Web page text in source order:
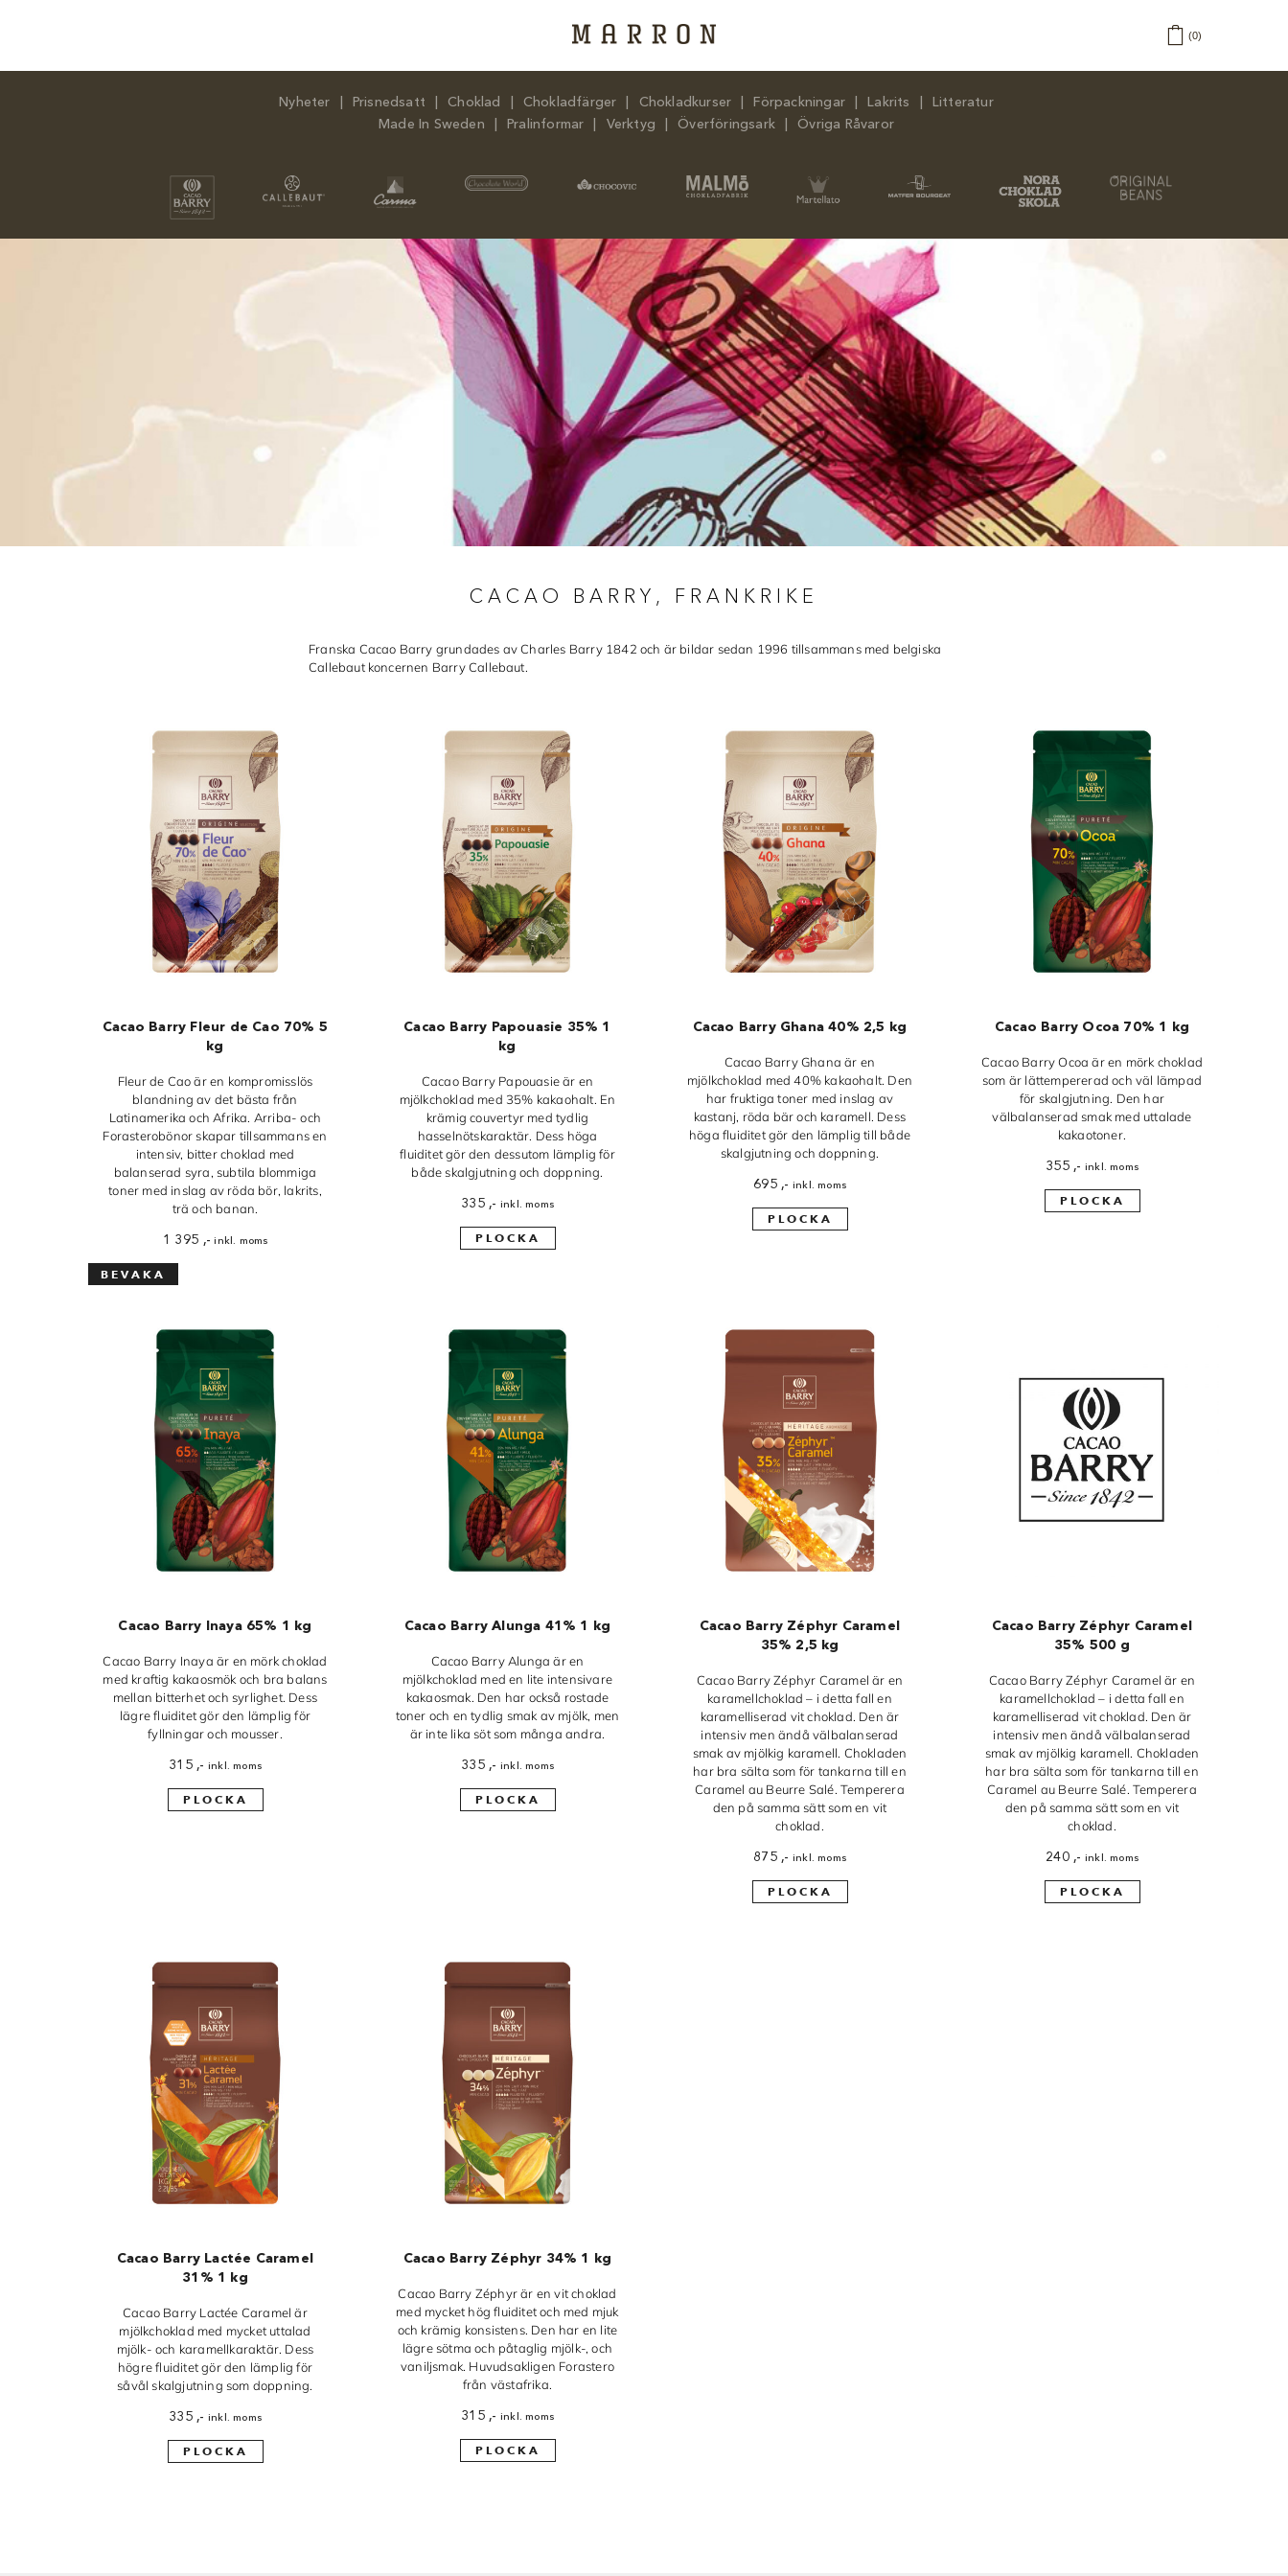
0
Nyheter Prisnedsatt Choklad Chokladfärger Chokladkurser Förpackningar Lakrits
Litteratur
Made In Sweden
Pralinformar Verktyg Överföringsark Övriga Råvaror
CACAO BARRY, FRANKRIKE
Franska Cacao Barry grundades av Charles Barry 1842 och är bildar sedan 1996 tillsammans med belgiska
Callebaut koncernen Barry Callebaut.
Cacao Barry Fleur de Cao 70% 5
kg
Fleur de Cao är en kompromisslös
blandning av det bästa från
Latinamerika och Afrika. Arriba- och
Forasterobönor skapar tillsammans en
intensiv, bitter choklad med
balanserad syra, subtila blommiga
toner med inslag av röda bör, lakrits,
trä och banan.
1 395 ,- inkl. moms
Cacao Barry Papouasie 35% 1
kg
Cacao Barry Papouasie är en
mjölkchoklad med 35% kakaohalt. En
krämig couvertyr med tydlig
hasselnötskaraktär. Dess höga
fluiditet gör den dessutom lämplig för
både skalgjutning och doppning.
335 ,- inkl. moms
PLOCKA
Cacao Barry Ghana 40% 2,5 kg
Cacao Barry Ghana är en
mjölkchoklad med 40% kakaohalt. Den
har fruktiga toner med inslag av
kastanj, röda bär och karamell. Dess
höga fluiditet gör den lämplig till både
skalgjutning och doppning.
695 ,- inkl. moms
PLOCKA
Cacao Barry Ocoa 70% 1 kg
Cacao Barry Ocoa är en mörk choklad
som är lättempererad och väl lämpad
för skalgjutning. Den har
välbalanserad smak med uttalade
kakaotoner.
355 ,- inkl. moms
PLOCKA
Cacao Barry Inaya 65% 1 kg
Cacao Barry Inaya är en mörk choklad
med kraftig kakaosmök och bra balans
mellan bitterhet och syrlighet. Dess
lägre fluiditet gör den lämplig för
fyllningar och mousser.
315 ,- inkl. moms
PLOCKA
Cacao Barry Alunga 41% 1 kg
Cacao Barry Alunga är en
mjölkchoklad med en lite intensivare
kakaosmak. Den har också rostade
toner och en tydlig smak av mjölk, men
är inte lika söt som många andra.
335 ,- inkl. moms
PLOCKA
Cacao Barry Zéphyr Caramel
35% 2,5 kg
Cacao Barry Zéphyr Caramel är en
karamellchoklad – i detta fall en
karamelliserad vit choklad. Den är
intensiv men ändå välbalanserad
smak av mjölkig karamell. Chokladen
har bra sälta som för tankarna till en
Caramel au Beurre Salé. Temperera
den på samma sätt som en vit
choklad.
875 ,- inkl. moms
PLOCKA
Cacao Barry Zéphyr Caramel
35% 500 g
Cacao Barry Zéphyr Caramel är en
karamellchoklad – i detta fall en
karamelliserad vit choklad. Den är
intensiv men ändå välbalanserad
smak av mjölkig karamell. Chokladen
har bra sälta som för tankarna till en
Caramel au Beurre Salé. Temperera
den på samma sätt som en vit
choklad.
240 ,- inkl. moms
PLOCKA
Cacao Barry Lactée Caramel
31% 1 kg
Cacao Barry Lactée Caramel är
mjölkchoklad med mycket uttalad
mjölk- och karamellkaraktär. Dess
högre fluiditet gör den lämplig för
såvål skalgjutning som doppning.
335 ,- inkl. moms
PLOCKA
Cacao Barry Zéphyr 34% 1 kg
Cacao Barry Zéphyr är en vit choklad
med mycket hög fluiditet och med mjuk
och krämig konsistens. Den har en lite
lägre sötma och påtaglig mjölk-, och
vaniljsmak. Huvudsakligen Forastero
från västafrika.
315 ,- inkl. moms
PLOCKA